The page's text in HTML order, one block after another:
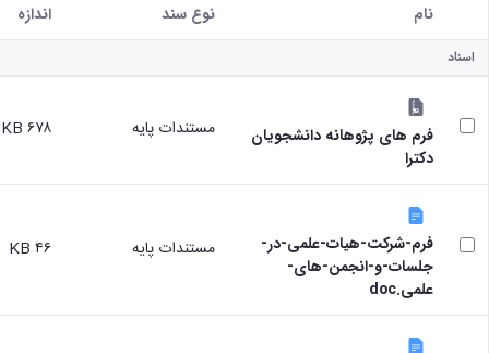
کاربر انتخاب شده
نام نوع سند اندازه
اسناد
فرم های پژوهانه دانشجویان
دکترا
مستندات پایه ۶۷۸ KB
فرم-شرکت-هیات-علمی-در-
جلسات-و-انجمن-های-
علمی.doc
مستندات پایه ۴۶ KB